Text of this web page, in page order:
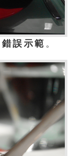
錯誤示範 。